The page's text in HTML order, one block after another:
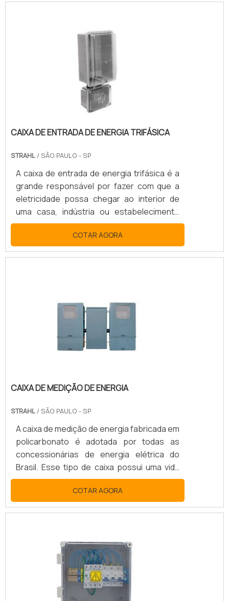
CAIXA DE ENTRADA DE ENERGIA TRIFÁSICA
STRAHL / SÃO PAULO - SP
A caixa de entrada de energia trifásica é a
grande responsável por fazer com que a
eletricidade possa chegar ao interior de
uma casa, indústria ou estabelecimento
comercial. Isso porque é através desse
tipo de equipamento que a empresa
fornecedora de energia realiza a entrega
entrada da eletricidade. MAIS SOBRE CAIXA
DE ENERGIA TRIFÁSICAAs normas de
instalações elétricas p.
COTAR AGORA
CAIXA DE MEDIÇÃO DE ENERGIA
STRAHL / SÃO PAULO - SP
A caixa de medição de energia fabricada em
policarbonato é adotada por todas as
concessionárias de energia elétrica do
Brasil. Esse tipo de caixa possui uma vida
útil de aproximadamente 20 anos, o que
garante um excelente custo-benefício
para quem faz sua utilização, uma vez que
caixas de medição é realizada em plásticos
de engenharia, que contam com elevada
resistência mecânica. Além disso, esse tipo
de equipamento oferece uma s.
COTAR AGORA